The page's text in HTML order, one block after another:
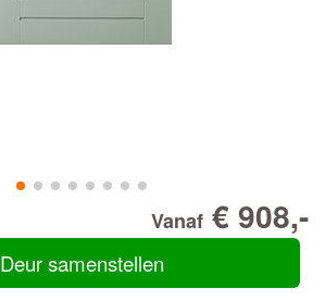
Vanaf € 908,-
Deur samenstellen